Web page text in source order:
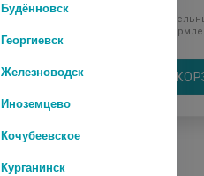
при
В
Будённовск
Георгиевск
Железноводск
Иноземцево
Кочубеевское
Курганинск